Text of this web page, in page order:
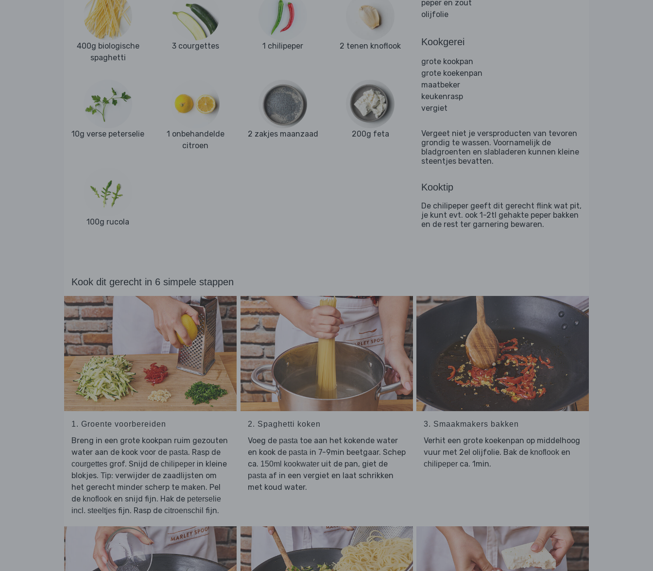
400g biologische
spaghetti
3 courgettes 1 chilipeper 2 tenen knoflook
10g verse peterselie
1 onbehandelde
citroen
2 zakjes maanzaad 200g feta
100g rucola
peper en zout
olijfolie
Kookgerei
grote kookpan
grote koekenpan
maatbeker
keukenrasp
vergiet
Vergeet niet je versproducten van tevoren
grondig te wassen. Voornamelijk de
bladgroenten en slabladeren kunnen kleine
steentjes bevatten.
Kooktip
De chilipeper geeft dit gerecht flink wat pit,
je kunt evt. ook 1-2tl gehakte peper bakken
en de rest ter garnering bewaren.
Kook dit gerecht in 6 simpele stappen
1. Groente voorbereiden
Breng in een grote kookpan ruim gezouten
water aan de kook voor de pasta. Rasp de
courgettes grof. Snijd de chilipeper in kleine
blokjes. Tip: verwijder de zaadlijsten om
het gerecht minder scherp te maken. Pel
de knoflook en snijd fijn. Hak de peterselie
incl. steeltjes fijn. Rasp de citroenschil fijn.
2. Spaghetti koken
Voeg de pastatoe aan het kokende water
en kook de pastain 7-9min beetgaar. Schep
ca. 150ml kookwateruit de pan, giet de
pastaaf in een vergiet en laat schrikken
met koud water.
3. Smaakmakers bakken
Verhit een grote koekenpan op middelhoog
vuur met 2el olijfolie. Bak de knoflook en
chilipeper ca. 1min.